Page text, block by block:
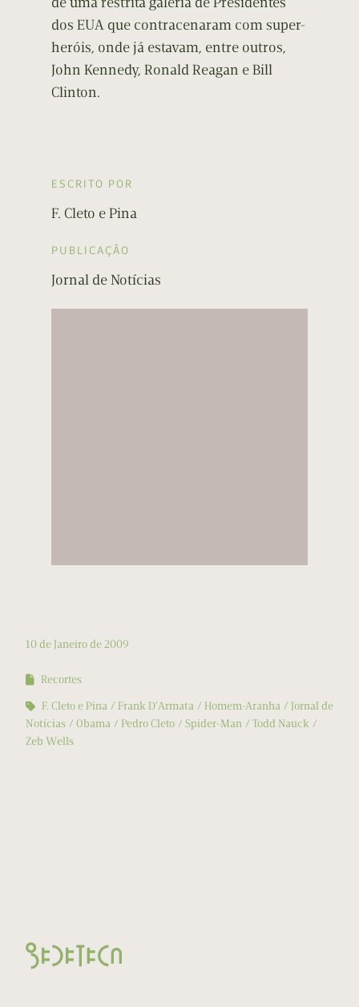
dos EUA que contracenaram com super-
heróis, onde já estavam, entre outros,
John Kennedy, Ronald Reagan e Bill
Clinton.
ESCRITO POR
F. Cleto e Pina
PUBLICAÇÃO
Jornal de Notícias
10 de Janeiro de 2009
Recortes
F. Cleto e Pina
Frank D’Armata Homem-Aranha
Jornal de
Notícias
Obama Pedro Cleto Spider-Man
Todd Nauck
Zeb Wells